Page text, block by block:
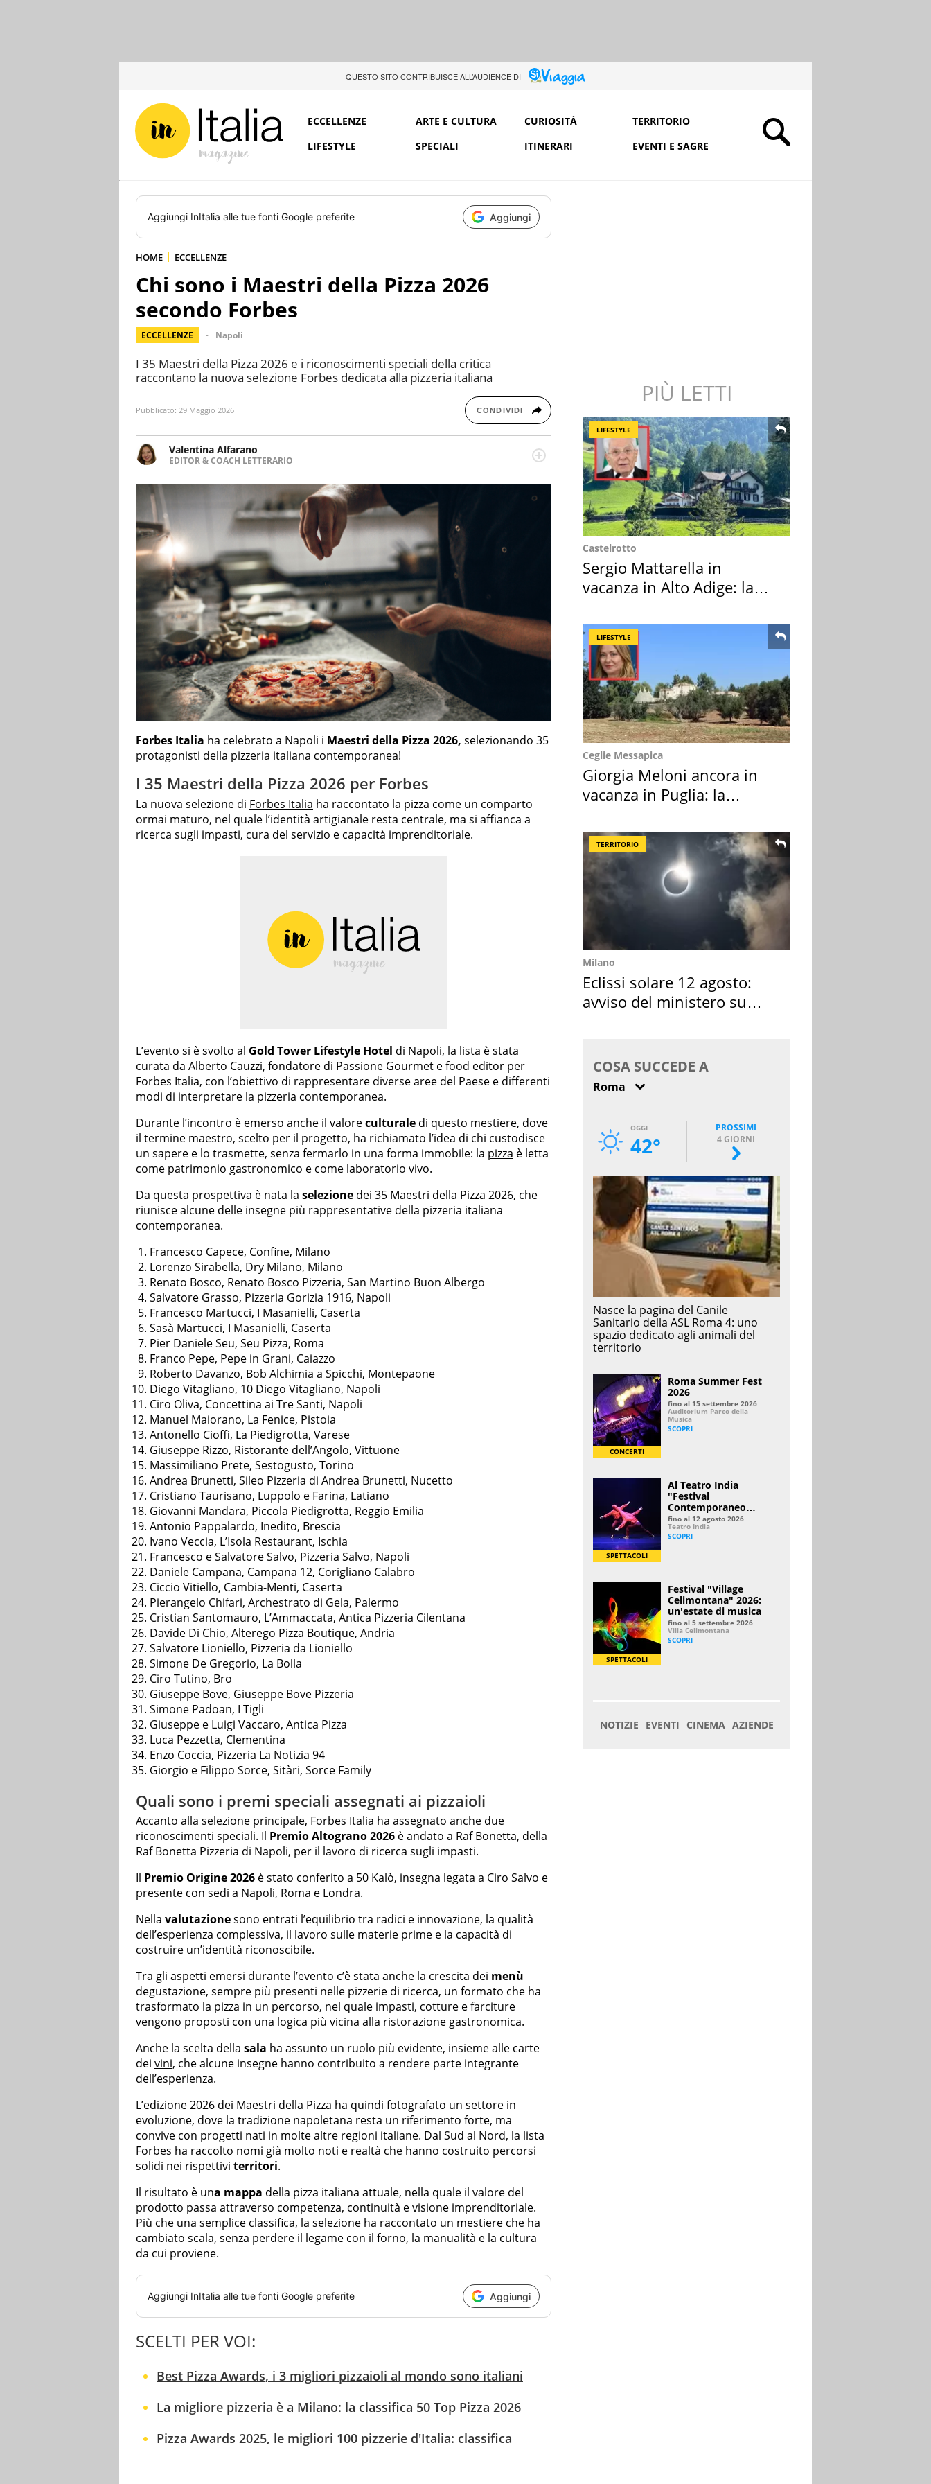
QUESTO SITO CONTRIBUISCE ALL’AUDIENCE DI
ECCELLENZE ARTE E CULTURA CURIOSITÀ
TERRITORIO
LIFESTYLE
SPECIALI ITINERARI EVENTI E SAGRE
Aggiungi InItalia alle tue fonti Google preferite Aggiungi
HOME ECCELLENZE
Chi sono i Maestri della Pizza 2026
secondo Forbes
ECCELLENZE Napoli
I 35 Maestri della Pizza 2026 e i riconoscimenti speciali della critica
raccontano la nuova selezione Forbes dedicata alla pizzeria italiana
Pubblicato: 29 Maggio 2026 CONDIVIDI
Valentina Alfarano
EDITOR & COACH LETTERARIO
Lavorare con le storie è la mia missione! Specializzata in storytelling di viaggi,
lavoro come editor di narrativa e coach di scrittura creativa.
Forbes Italia ha celebrato a Napoli i Maestri della Pizza 2026, selezionando 35
protagonisti della pizzeria italiana contemporanea!
I 35 Maestri della Pizza 2026 per Forbes
La nuova selezione di Forbes Italia ha raccontato la pizza come un comparto
ormai maturo, nel quale l’identità artigianale resta centrale, ma si affianca a
ricerca sugli impasti, cura del servizio e capacità imprenditoriale.
L’evento si è svolto al Gold Tower Lifestyle Hotel di Napoli, la lista è stata
curata da Alberto Cauzzi, fondatore di Passione Gourmet e food editor per
Forbes Italia, con l’obiettivo di rappresentare diverse aree del Paese e differenti
modi di interpretare la pizzeria contemporanea.
Durante l’incontro è emerso anche il valoreculturale di questo mestiere, dove
il termine maestro, scelto per il progetto, ha richiamato l’idea di chi custodisce
un sapere e lo trasmette, senza fermarlo in una forma immobile: la pizza è letta
come patrimonio gastronomico e come laboratorio vivo.
Da questa prospettiva è nata la selezione dei 35 Maestri della Pizza 2026, che
riunisce alcune delle insegne più rappresentative della pizzeria italiana
contemporanea.
Francesco Capece, Confine, Milano
Lorenzo Sirabella, Dry Milano, Milano
Renato Bosco, Renato Bosco Pizzeria, San Martino Buon Albergo
Salvatore Grasso, Pizzeria Gorizia 1916, Napoli
Francesco Martucci, I Masanielli, Caserta
Sasà Martucci, I Masanielli, Caserta
Pier Daniele Seu, Seu Pizza, Roma
Franco Pepe, Pepe in Grani, Caiazzo
Roberto Davanzo, Bob Alchimia a Spicchi, Montepaone
Diego Vitagliano, 10 Diego Vitagliano, Napoli
Ciro Oliva, Concettina ai Tre Santi, Napoli
Manuel Maiorano, La Fenice, Pistoia
Antonello Cioffi, La Piedigrotta, Varese
Giuseppe Rizzo, Ristorante dell’Angolo, Vittuone
Massimiliano Prete, Sestogusto, Torino
Andrea Brunetti, Sileo Pizzeria di Andrea Brunetti, Nucetto
Cristiano Taurisano, Luppolo e Farina, Latiano
Giovanni Mandara, Piccola Piedigrotta, Reggio Emilia
Antonio Pappalardo, Inedito, Brescia
Ivano Veccia, L’Isola Restaurant, Ischia
Francesco e Salvatore Salvo, Pizzeria Salvo, Napoli
Daniele Campana, Campana 12, Corigliano Calabro
Ciccio Vitiello, Cambia-Menti, Caserta
Pierangelo Chifari, Archestrato di Gela, Palermo
Cristian Santomauro, L’Ammaccata, Antica Pizzeria Cilentana
Davide Di Chio, Alterego Pizza Boutique, Andria
Salvatore Lioniello, Pizzeria da Lioniello
Simone De Gregorio, La Bolla
Ciro Tutino, Bro
Giuseppe Bove, Giuseppe Bove Pizzeria
Simone Padoan, I Tigli
Giuseppe e Luigi Vaccaro, Antica Pizza
Luca Pezzetta, Clementina
Enzo Coccia, Pizzeria La Notizia 94
Giorgio e Filippo Sorce, Sitàri, Sorce Family
Quali sono i premi speciali assegnati ai pizzaioli
Accanto alla selezione principale, Forbes Italia ha assegnato anche due
riconoscimenti speciali. Il Premio Altograno 2026 è andato a Raf Bonetta, della
Raf Bonetta Pizzeria di Napoli, per il lavoro di ricerca sugli impasti.
Il Premio Origine 2026 è stato conferito a 50 Kalò, insegna legata a Ciro Salvo e
presente con sedi a Napoli, Roma e Londra.
Nella valutazionesono entrati l’equilibrio tra radici e innovazione, la qualità
dell’esperienza complessiva, il lavoro sulle materie prime e la capacità di
costruire un’identità riconoscibile.
Tra gli aspetti emersi durante l’evento c’è stata anche la crescita dei menù
degustazione, sempre più presenti nelle pizzerie di ricerca, un formato che ha
trasformato la pizza in un percorso, nel quale impasti, cotture e farciture
vengono proposti con una logica più vicina alla ristorazione gastronomica.
Anche la scelta della sala ha assunto un ruolo più evidente, insieme alle carte
dei vini, che alcune insegne hanno contribuito a rendere parte integrante
dell’esperienza.
L’edizione 2026 dei Maestri della Pizza ha quindi fotografato un settore in
evoluzione, dove la tradizione napoletana resta un riferimento forte, ma
convive con progetti nati in molte altre regioni italiane. Dal Sud al Nord, la lista
Forbes ha raccolto nomi già molto noti e realtà che hanno costruito percorsi
solidi nei rispettivi territori.
Il risultato è una mappa della pizza italiana attuale, nella quale il valore del
prodotto passa attraverso competenza, continuità e visione imprenditoriale.
Più che una semplice classifica, la selezione ha raccontato un mestiere che ha
cambiato scala, senza perdere il legame con il forno, la manualità e la cultura
da cui proviene.
Aggiungi InItalia alle tue fonti Google preferite Aggiungi
SCELTI PER VOI:
Best Pizza Awards, i 3 migliori pizzaioli al mondo sono italiani
La migliore pizzeria è a Milano: la classifica 50 Top Pizza 2026
Pizza Awards 2025, le migliori 100 pizzerie d'Italia: classifica
PIÙ LETTI
LIFESTYLE
Castelrotto
Sergio Mattarella in
vacanza in Alto Adige: la
LIFESTYLE
Ceglie Messapica
Giorgia Meloni ancora in
vacanza in Puglia: la
TERRITORIO
Milano
Eclissi solare 12 agosto:
avviso del ministero su